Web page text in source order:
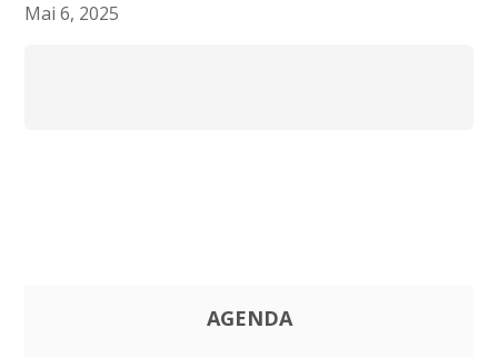
Mai 6, 2025
AGENDA